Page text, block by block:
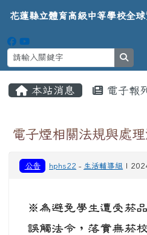
花蓮縣立體育高級
導覽列
花蓮縣立體育高級中等學校全球
本站消息 電子報
電子煙相關法規與處
公告 hphs22 - 生活輔導組 |
※為避免學生遭受菸
誤觸法令，落實無菸